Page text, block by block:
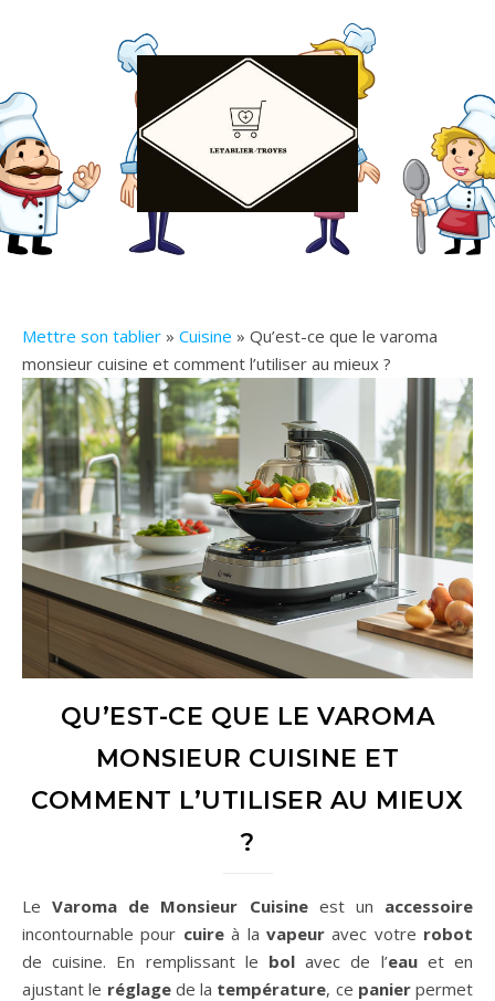
Mettre son tablier » Cuisine » Qu’est-ce que le varoma
monsieur cuisine et comment l’utiliser au mieux ?
QU’EST-CE QUE LE VAROMA
MONSIEUR CUISINE ET
COMMENT L’UTILISER AU MIEUX
?
LeVaroma de Monsieur Cuisineest un accessoire
incontournable pour cuireà la vapeuravec votre robot
de cuisine. En remplissant le bol avec de l’eauet en
ajustant le réglagede la température, ce panierpermet